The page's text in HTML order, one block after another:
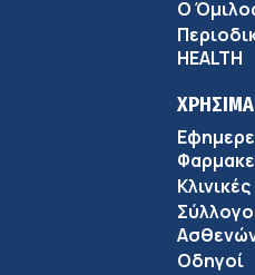
Πώς να προλάβετε και να
Ευμενής Καραφυλλίδης
διατροφή πρέπει να
Ιωάννης Μπολέτης –
Ο
HEALTH
ΧΡΗΣΙΜΑ
Κλινικές
Οδηγοί